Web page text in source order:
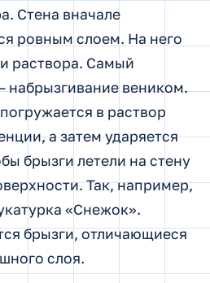
Стена вначале
ровным слоем. На него
раствора. Самый
набрызгивание веником.
в раствор
а затем ударяется
брызги летели на стену
Так, например,
«Снежок».
брызги, отличающиеся
слоя.